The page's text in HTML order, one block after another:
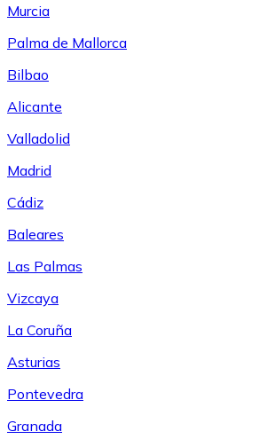
Murcia
Palma de Mallorca
Bilbao
Alicante
Valladolid
Madrid
Cádiz
Baleares
Las Palmas
Vizcaya
La Coruña
Asturias
Pontevedra
Granada